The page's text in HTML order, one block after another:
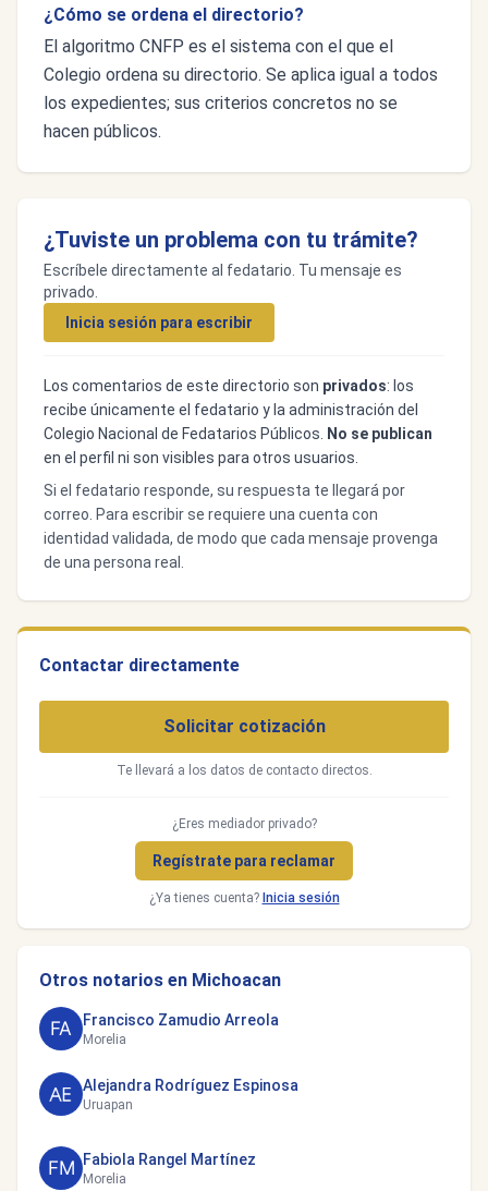
¿Cómo se ordena el directorio?
El algoritmo CNFP es el sistema con el que el
Colegio ordena su directorio. Se aplica igual a todos
los expedientes; sus criterios concretos no se
hacen públicos.
¿Tuviste un problema con tu trámite?
Escríbele directamente al fedatario. Tu mensaje es
privado.
Inicia sesión para escribir
Los comentarios de este directorio son privados: los
recibe únicamente el fedatario y la administración del
Colegio Nacional de Fedatarios Públicos.
No se publican
en el perfil ni son visibles para otros usuarios.
Si el fedatario responde, su respuesta te llegará por
correo. Para escribir se requiere una cuenta con
identidad validada, de modo que cada mensaje provenga
de una persona real.
Contactar directamente
Solicitar cotización
Te llevará a los datos de contacto directos.
¿Eres mediador privado?
Regístrate para reclamar
¿Ya tienes cuenta? Inicia sesión
Otros notarios en Michoacan
Francisco Zamudio Arreola
Morelia
Alejandra Rodríguez Espinosa
Uruapan
Fabiola Rangel Martínez
Morelia